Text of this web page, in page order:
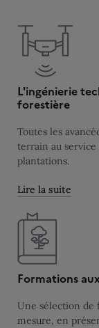
L'ingénierie
forestière
Toutes les
terrain au service
plantations.
Lire la suite
Formations
Une sélection de
mesure, en